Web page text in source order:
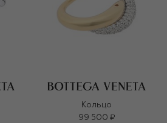
Кольцо
99 500 ₽